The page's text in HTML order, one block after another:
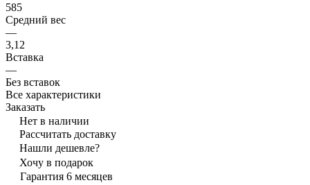
585
Средний вес
—
3,12
Вставка
—
Без вставок
Все характеристики
Заказать
Нет в наличии
Рассчитать доставку
Нашли дешевле?
Хочу в подарок
Гарантия 6 месяцев